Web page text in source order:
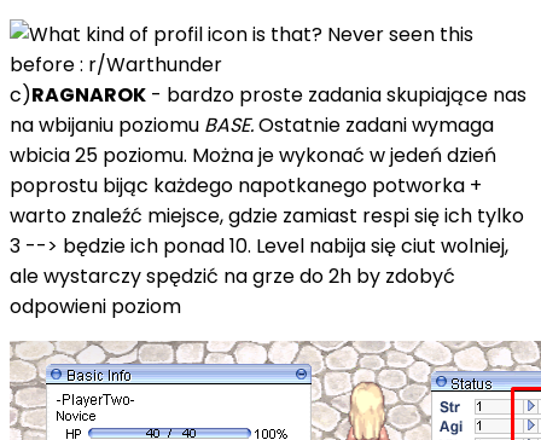
c)RAGNAROK - bardzo proste zadania skupiające nas
na wbijaniu poziomu BASE.Ostatnie zadani wymaga
wbicia 25 poziomu. Można je wykonać w jedeń dzień
poprostu bijąc każdego napotkanego potworka +
warto znaleźć miejsce, gdzie zamiast respi się ich tylko
3 --> będzie ich ponad 10. Level nabija się ciut wolniej,
ale wystarczy spędzić na grze do 2h by zdobyć
odpowieni poziom